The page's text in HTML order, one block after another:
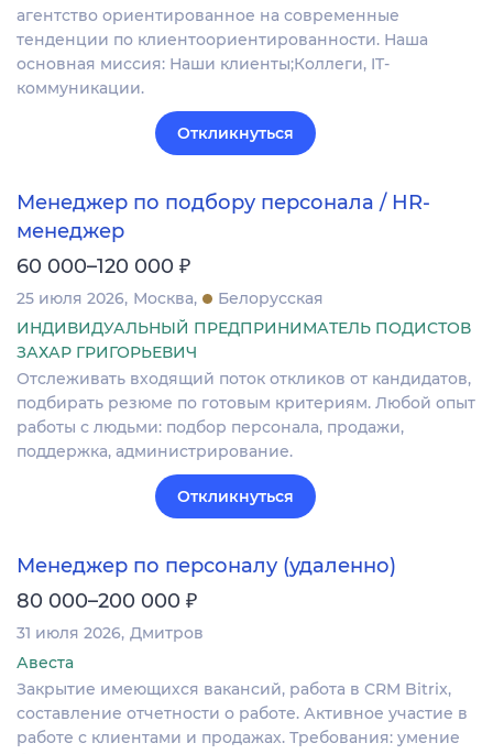
агентство ориентированное на современные
тенденции по клиентоориентированности. Наша
основная миссия: Наши клиенты;Коллеги, IT-
коммуникации.
Откликнуться
Менеджер по подбору персонала / HR-
менеджер
60 000–120 000 ₽
25 июля 2026 Москва
Белорусская
ИНДИВИДУАЛЬНЫЙ ПРЕДПРИНИМАТЕЛЬ ПОДИСТОВ
ЗАХАР ГРИГОРЬЕВИЧ
Отслеживать входящий поток откликов от кандидатов,
подбирать резюме по готовым критериям. Любой опыт
работы с людьми: подбор персонала, продажи,
поддержка, администрирование.
Откликнуться
Менеджер по персоналу (удаленно)
80 000–200 000 ₽
31 июля 2026 Дмитров
Авеста
Закрытие имеющихся вакансий, работа в CRM Bitrix,
составление отчетности о работе. Активное участие в
работе с клиентами и продажах. Требования: умение